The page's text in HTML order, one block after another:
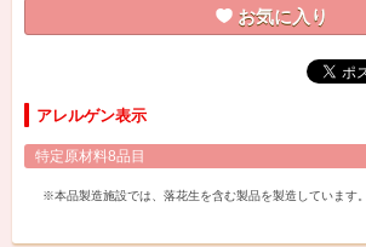
お気に入り
アレルゲン表示
特定原材料8品目
※本品製造施設では、落花生を含む製品を製造しています。